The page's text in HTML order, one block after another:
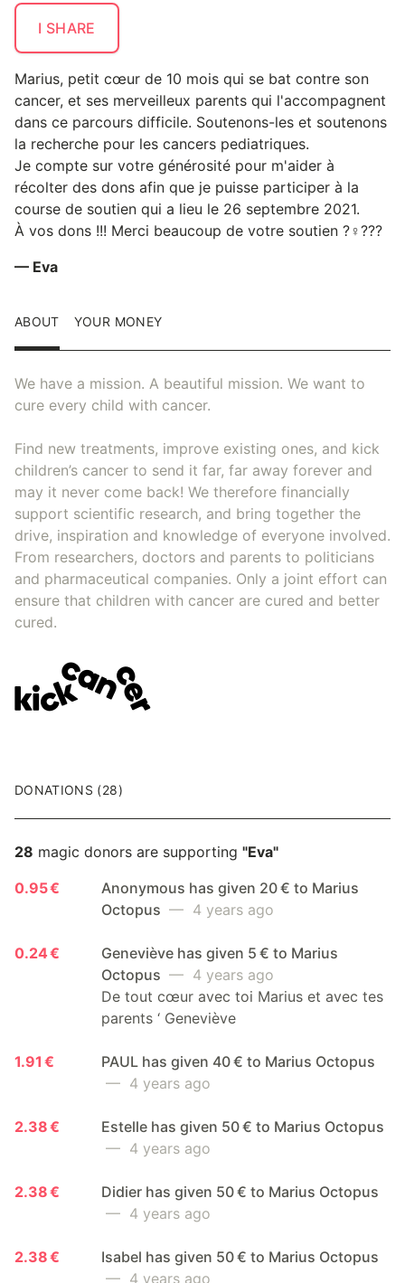
I SHARE
Marius, petit cœur de 10 mois qui se bat contre son
cancer, et ses merveilleux parents qui l'accompagnent
dans ce parcours difficile. Soutenons-les et soutenons
la recherche pour les cancers pediatriques.
Je compte sur votre générosité pour m'aider à
récolter des dons afin que je puisse participer à la
course de soutien qui a lieu le 26 septembre 2021.
À vos dons !!! Merci beaucoup de votre soutien ?‍♀️???
— Eva
ABOUT YOUR MONEY
We have a mission. A beautiful mission. We want to
cure every child with cancer.
Find new treatments, improve existing ones, and kick
children’s cancer to send it far, far away forever and
may it never come back! We therefore financially
support scientific research, and bring together the
drive, inspiration and knowledge of everyone involved.
From researchers, doctors and parents to politicians
and pharmaceutical companies. Only a joint effort can
ensure that children with cancer are cured and better
cured.
DONATIONS (28)
28 magic donors are supporting "Eva"
0.95 €
Anonymous has given 20 € to Marius
Octopus — 4 years ago
0.24 €
Geneviève has given 5 € to Marius
Octopus — 4 years ago
De tout cœur avec toi Marius et avec tes
parents ‘ Geneviève
1.91 €
PAUL has given 40 € to Marius Octopus
— 4 years ago
2.38 €
Estelle has given 50 € to Marius Octopus
— 4 years ago
2.38 €
Didier has given 50 € to Marius Octopus
— 4 years ago
2.38 €
Isabel has given 50 € to Marius Octopus
— 4 years ago